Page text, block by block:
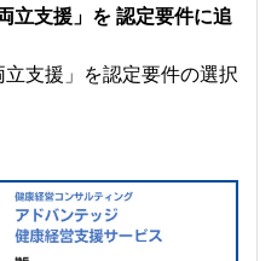
立支援」を 認定要件に追
支援」を認定要件の選択